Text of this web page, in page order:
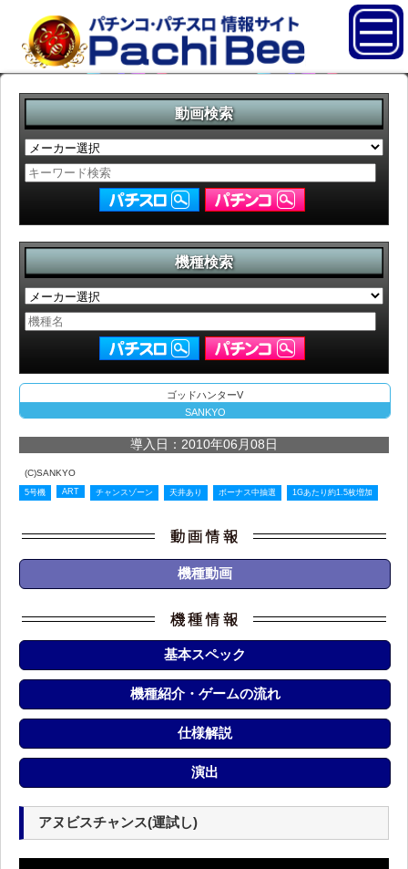
動画検索
機種検索
ゴッドハンターV
SANKYO
導入日：2010年06月08日
(C)SANKYO
5号機 ART チャンスゾーン 天井あり ボーナス中抽選 1Gあたり約1.5枚増加
機種動画
基本スペック
機種紹介・ゲームの流れ
仕様解説
演出
アヌビスチャンス(運試し)